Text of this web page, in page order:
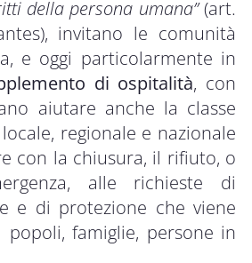
della persona umana”(art.
invitano le comunità
e oggi particolarmente in
di ospitalità, con
aiutare anche la classe
regionale e nazionale
con la chiusura, il rifiuto, o
alle richieste di
e di protezione che viene
popoli, famiglie, persone in